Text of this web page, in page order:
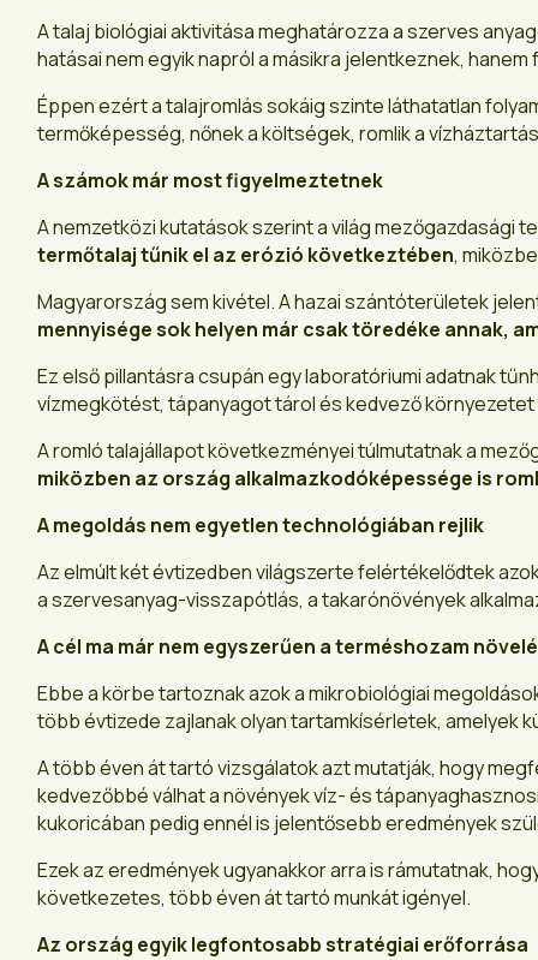
A talaj biológiai aktivitása meghatározza a szerves
hatásai nem egyik napról a másikra jelentkeznek,
Éppen ezért a talajromlás sokáig szinte láthatatlan
termőképesség, nőnek a költségek, romlik a
A számok már most figyelmeztetnek
A nemzetközi kutatások szerint a világ mezőgazdasági
termőtalaj tűnik el az erózió következtében,
Magyarország sem kivétel. A hazai szántóterületek
mennyisége sok helyen már csak töredéke annak,
Ez első pillantásra csupán egy laboratóriumi adatnak
vízmegkötést, tápanyagot tárol és kedvező
A romló talajállapot következményei túlmutatnak a
miközben az ország alkalmazkodóképessége is
A megoldás nem egyetlen technológiában rejlik
Az elmúlt két évtizedben világszerte felértékelődtek
a szervesanyag-visszapótlás, a takarónövények
A cél ma már nem egyszerűen a terméshozam
Ebbe a körbe tartoznak azok a mikrobiológiai
több évtizede zajlanak olyan tartamkísérletek, amelyek
A több éven át tartó vizsgálatok azt mutatják, hogy
kedvezőbbé válhat a növények víz- és
kukoricában pedig ennél is jelentősebb eredmények
Ezek az eredmények ugyanakkor arra is rámutatnak,
következetes, több éven át tartó munkát igényel.
Az ország egyik legfontosabb stratégiai erőforrása